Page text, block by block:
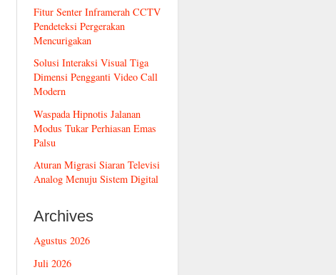
Fitur Senter Inframerah CCTV
Pendeteksi Pergerakan
Mencurigakan
Solusi Interaksi Visual Tiga
Dimensi Pengganti Video Call
Modern
Waspada Hipnotis Jalanan
Modus Tukar Perhiasan Emas
Palsu
Aturan Migrasi Siaran Televisi
Analog Menuju Sistem Digital
Archives
Agustus 2026
Juli 2026